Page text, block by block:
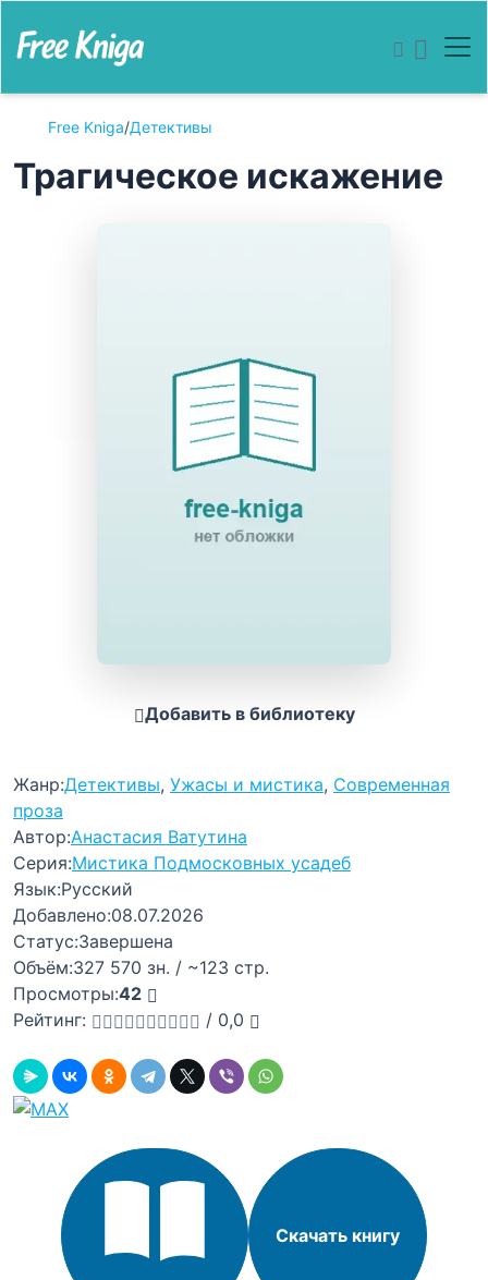
Free Kniga/Детективы
Трагическое искажение
Добавить в библиотеку
Жанр:Детективы, Ужасы и мистика, Современная
проза
Автор:Анастасия Ватутина
Серия:Мистика Подмосковных усадеб
Язык:Русский
Добавлено:08.07.2026
Статус:Завершена
Объём:327 570 зн. / ~123 стр.
Просмотры:42
Рейтинг:
/ 0,0
Скачать книгу